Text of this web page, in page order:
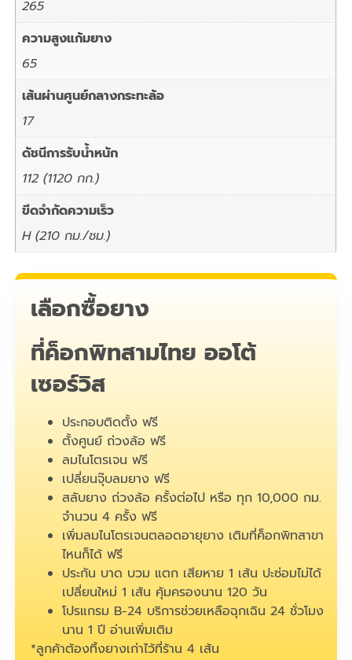
265
ความสูงแก้มยาง
65
เส้นผ่านศูนย์กลางกระทะล้อ
17
ดัชนีการรับน้ำหนัก
112 (1120 กก.)
ขีดจำกัดความเร็ว
H (210 กม./ชม.)
เลือกซื้อยาง
ที่ค็อกพิทสามไทย ออโต้
เซอร์วิส
ประกอบติดตั้ง ฟรี
ตั้งศูนย์ ถ่วงล้อ ฟรี
ลมไนโตรเจน ฟรี
เปลี่ยนจุ๊บลมยาง ฟรี
สลับยาง ถ่วงล้อ ครั้งต่อไป หรือ ทุก 10,000 กม.
จำนวน 4 ครั้ง ฟรี
เพิ่มลมไนโตรเจนตลอดอายุยาง เติมที่ค็อกพิทสาขา
ไหนก็ได้ ฟรี
ประกัน บาด บวม แตก เสียหาย 1 เส้น ปะซ่อมไม่ได้
เปลี่ยนใหม่ 1 เส้น คุ้มครองนาน 120 วัน
โปรแกรม B-24 บริการช่วยเหลือฉุกเฉิน 24 ชั่วโมง
นาน 1 ปีอ่านเพิ่มเติม
*ลูกค้าต้องทิ้งยางเก่าไว้ที่ร้าน 4 เส้น